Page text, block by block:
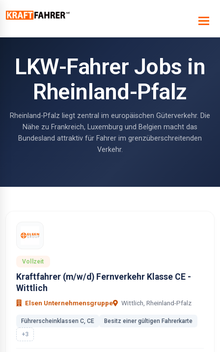
LKW-Fahrer Jobs in
Rheinland-Pfalz
Rheinland-Pfalz liegt zentral im europäischen Güterverkehr. Die
Nähe zu Frankreich, Luxemburg und Belgien macht das
Bundesland attraktiv für Fahrer im grenzüberschreitenden
Verkehr.
Vollzeit
Kraftfahrer (m/w/d) Fernverkehr Klasse CE -
Wittlich
Elsen Unternehmensgruppe Wittlich, Rheinland-Pfalz
Führerscheinklassen C, CE
Besitz einer gültigen Fahrerkarte
+3